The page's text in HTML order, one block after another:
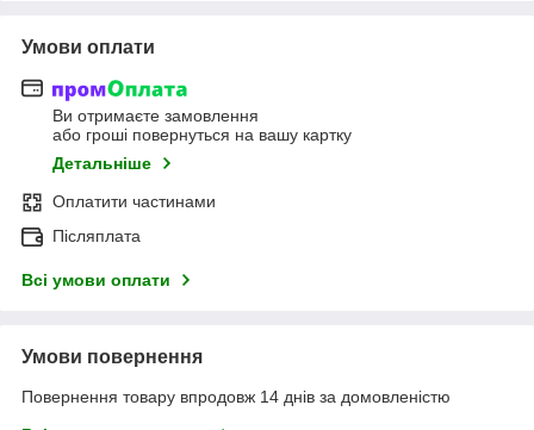
Умови оплати
Ви отримаєте замовлення
або гроші повернуться на вашу картку
Детальніше
Оплатити частинами
Післяплата
Всі умови оплати
Умови повернення
Повернення товару впродовж 14 днів за домовленістю